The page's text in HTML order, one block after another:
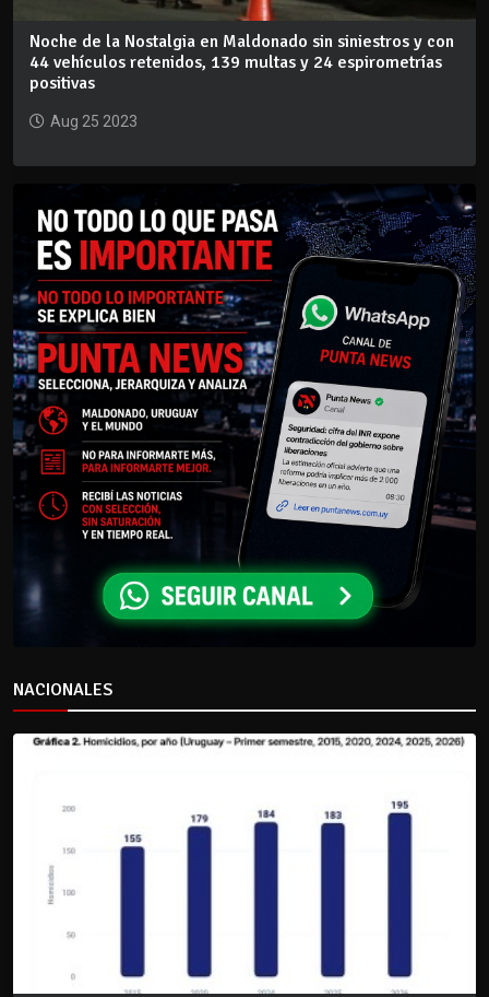
Noche de la Nostalgia en Maldonado sin siniestros y con
44 vehículos retenidos, 139 multas y 24 espirometrías
positivas
Aug 25 2023
NACIONALES